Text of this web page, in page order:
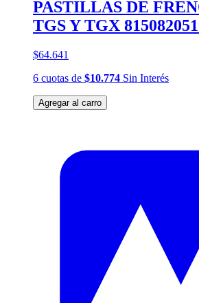
PASTILLAS DE
TGS Y TGX
$64.641
6 cuotas de $10.774 Sin Interés
Agregar al carro